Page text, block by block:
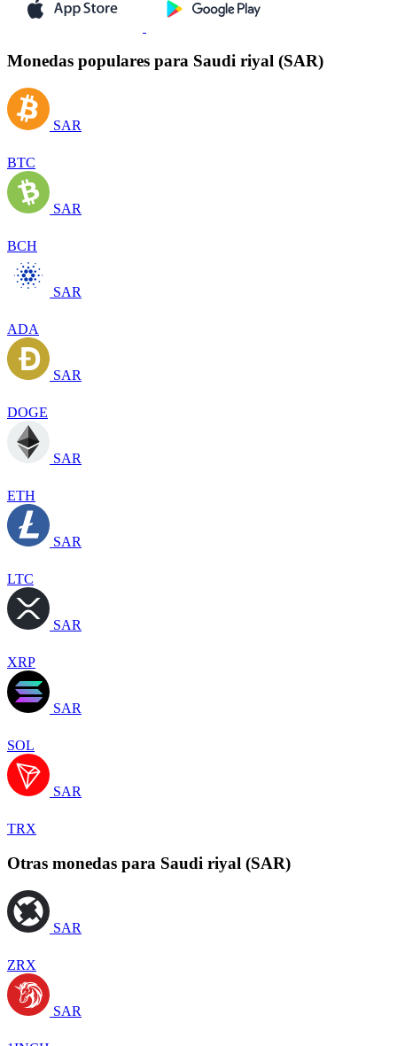
Monedas populares para Saudi riyal (SAR)
SAR
BTC
SAR
BCH
SAR
ADA
SAR
DOGE
SAR
ETH
SAR
LTC
SAR
XRP
SAR
SOL
SAR
TRX
Otras monedas para Saudi riyal (SAR)
SAR
ZRX
SAR